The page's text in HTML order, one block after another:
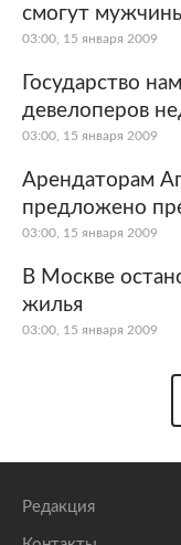
смогут
03:00, 15 января 2009
Государство
девелоперов
03:00, 15 января 2009
Арендаторам
предложено
03:00, 15 января 2009
В Москве
жилья
03:00, 15 января 2009
Редакция